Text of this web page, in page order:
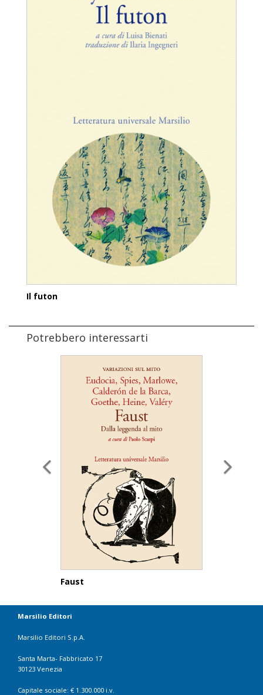
Il futon
Potrebbero interessarti
Faust
Marsilio Editori
Marsilio Editori S.p.A.
Santa Marta- Fabbricato 17
30123 Venezia
Capitale sociale: € 1.300.000 i.v.